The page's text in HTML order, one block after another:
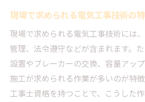
現場で求められる電気工事技術の
現場で求められる電気工事技術には
管理、法令遵守などが含まれます。
設置やブレーカーの交換、容量アッ
施工が求められる作業が多いのが特
工事士資格を持つことで、こうした